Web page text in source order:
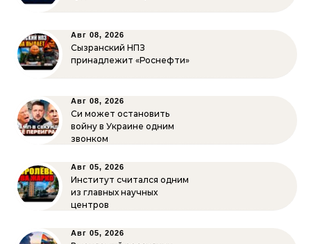
Авг 08, 2026
Сызранский НПЗ
принадлежит «Роснефти»
Авг 08, 2026
Си может остановить
войну в Украине одним
звонком
Авг 05, 2026
Институт считался одним
из главных научных
центров
Авг 05, 2026